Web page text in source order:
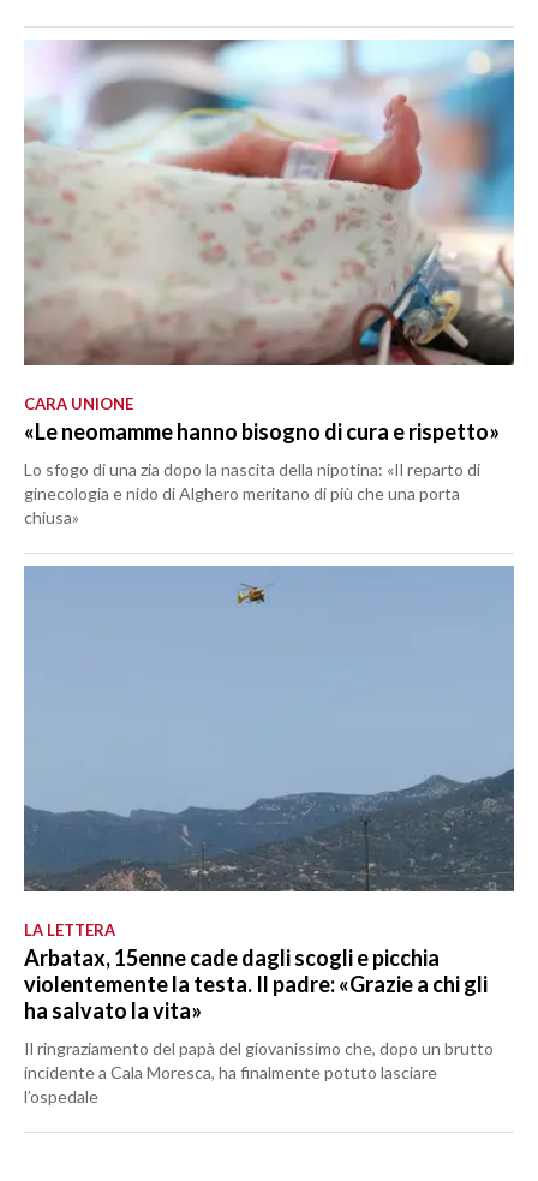
CARA UNIONE
«Le neomamme hanno bisogno di cura e rispetto»
Lo sfogo di una zia dopo la nascita della nipotina: «Il reparto di
ginecologia e nido di Alghero meritano di più che una porta
chiusa»
LA LETTERA
Arbatax, 15enne cade dagli scogli e picchia
violentemente la testa. Il padre: «Grazie a chi gli
ha salvato la vita»
Il ringraziamento del papà del giovanissimo che, dopo un brutto
incidente a Cala Moresca, ha finalmente potuto lasciare
l’ospedale